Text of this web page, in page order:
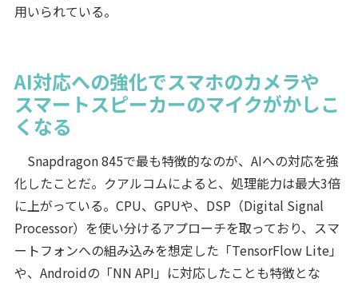
用いられている。
AI対応への強化でスマホのカメラや
スマートスピーカーのマイクがかしこ
くなる
Snapdragon 845で最も特徴的なのが、AIへの対応を強
化したことだ。クアルコムによると、処理能力は最大3倍
に上がっている。CPU、GPUや、DSP（Digital Signal
Processor）を使い分けるアプローチを取っており、スマ
ートフォンへの組み込みを想定した「TensorFlow Lite」
や、Androidの「NN API」に対応したことも特徴とな